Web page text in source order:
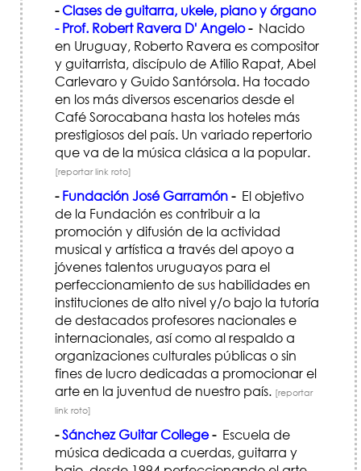
-Clases de guitarra, ukele, piano y órgano
- Prof. Robert Ravera D' Angelo-Nacido
en Uruguay, Roberto Ravera es compositor
y guitarrista, discípulo de Atilio Rapat, Abel
Carlevaro y Guido Santórsola. Ha tocado
en los más diversos escenarios desde el
Café Sorocabana hasta los hoteles más
prestigiosos del país. Un variado repertorio
que va de la música clásica a la popular.
[reportar link roto]
- Fundación José Garramón-El objetivo
de la Fundación es contribuir a la
promoción y difusión de la actividad
musical y artística a través del apoyo a
jóvenes talentos uruguayos para el
perfeccionamiento de sus habilidades en
instituciones de alto nivel y/o bajo la tutoría
de destacados profesores nacionales e
internacionales, así como al respaldo a
organizaciones culturales públicas o sin
fines de lucro dedicadas a promocionar el
arte en la juventud de nuestro país. [reportar
link roto]
-Sánchez Guitar College-Escuela de
música dedicada a cuerdas, guitarra y